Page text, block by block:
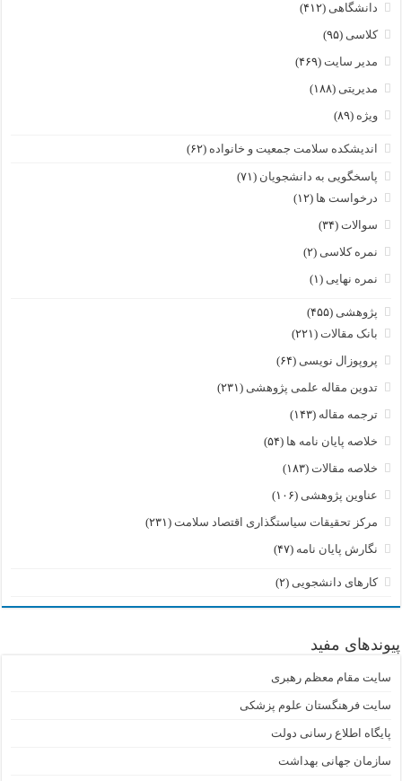
دانشگاهی (۴۱۲)
کلاسی (۹۵)
مدیر سایت (۴۶۹)
مدیریتی (۱۸۸)
ویژه (۸۹)
اندیشکده سلامت جمعیت و خانواده (۶۲)
پاسخگویی به دانشجویان (۷۱)
درخواست ها (۱۲)
سوالات (۳۴)
نمره کلاسی (۲)
نمره نهایی (۱)
پژوهشی (۴۵۵)
بانک مقالات (۲۲۱)
پروپوزال نویسی (۶۴)
تدوین مقاله علمی پژوهشی (۲۳۱)
ترجمه مقاله (۱۴۳)
خلاصه پایان نامه ها (۵۴)
خلاصه مقالات (۱۸۳)
عناوین پژوهشی (۱۰۶)
مرکز تحقیقات سیاستگذاری اقتصاد سلامت (۲۳۱)
نگارش پایان نامه (۴۷)
کارهای دانشجویی (۲)
پیوندهای مفید
سایت مقام معظم رهبری
سایت فرهنگستان علوم پزشکی
پایگاه اطلاع رسانی دولت
سازمان جهانی بهداشت